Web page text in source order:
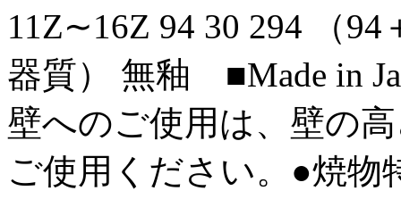
11Z∼16Z 94 30 294 （94
器質） 無釉 ■Made in
壁へのご使用は、壁の
ご使用ください。●焼物